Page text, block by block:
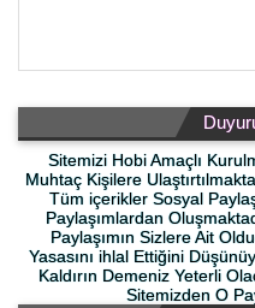
Sitemizi Hobi Amaçlı
Muhtaç Kişilere
Tüm içerikler Sosyal
Paylaşımlardan
Paylaşımın Sizlere Ait
Yasasını ihlal Ettiğini
Kaldırın Demeniz Yeterli
Sitemizden O